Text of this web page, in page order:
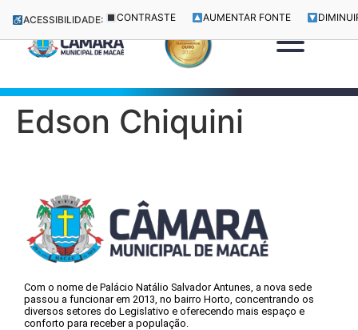
ACESSIBILIDADE: CONTRASTE AUMENTAR FONTE
Edson Chiquini
Com o nome de Palácio Natálio Salvador Antunes, a nova sede
passou a funcionar em 2013, no bairro Horto, concentrando os
diversos setores do Legislativo e oferecendo mais espaço e
conforto para receber a população.